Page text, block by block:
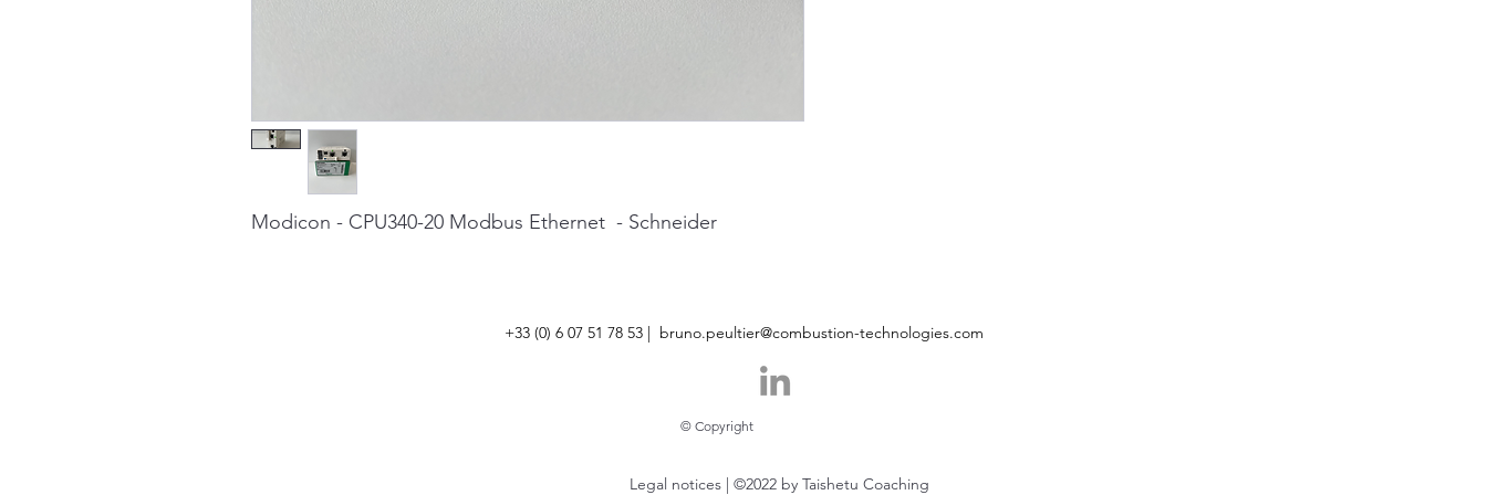
Modicon - CPU340-20 Modbus Ethernet - Schneider
+33 (0) 6 07 51 78 53 | bruno.peultier@combustion-technologies.com
© Copyright
Legal notices | ©2022 by Taishetu Coaching